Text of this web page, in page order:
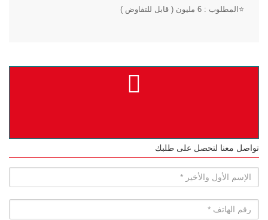
⭐المطلوب : 6 مليون ( قابل للتفاوض )
تواصل معنا لتحصل على طلبك